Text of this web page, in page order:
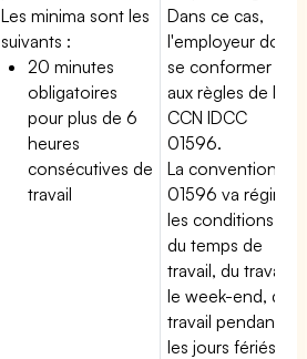
Les minima sont les
suivants :
20 minutes
obligatoires
pour plus de 6
heures
consécutives de
travail
Dans ce cas,
l'employeur doit
se conformer
aux règles de la
CCN IDCC
01596.
La convention
01596 va régir
les conditions
du temps de
travail, du travail
le week-end, du
travail pendant
les jours fériés,